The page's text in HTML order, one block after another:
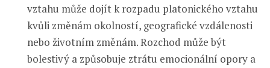
vztahu může dojít k rozpadu platonického vztahu
kvůli změnám okolností, geografické vzdálenosti
nebo životním změnám. Rozchod může být
bolestivý a způsobuje ztrátu emocionální opory a